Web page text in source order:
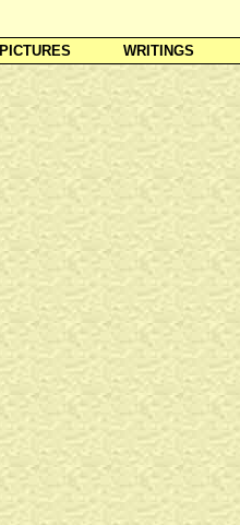
PICTURES WRITINGS